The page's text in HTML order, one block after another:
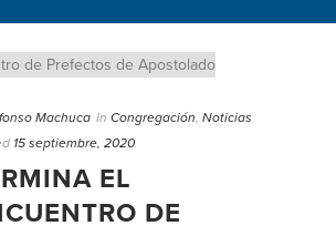
Machuca In Congregación, Noticias
15 septiembre, 2020
EL
DE